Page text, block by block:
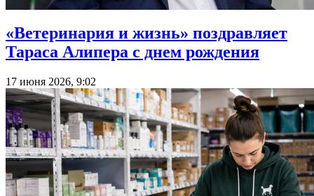
«Ветеринария и жизнь» поздравляет
Тараса Алипера с днем рождения
17 июня 2026, 9:02